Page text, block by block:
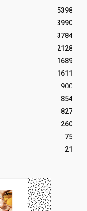
5398
3990
3784
2128
1689
1611
900
854
827
260
75
21